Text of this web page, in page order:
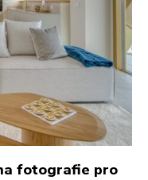
fotografie pro